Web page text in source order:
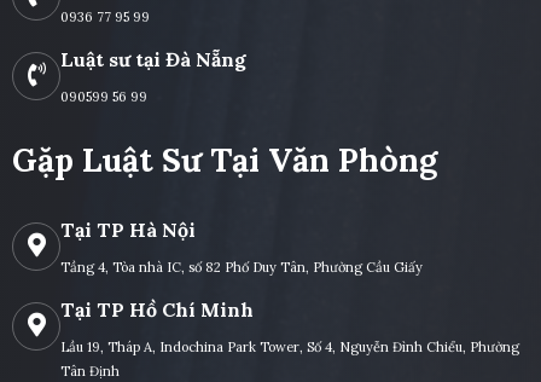
0936 77 95 99
Luật sư tại Đà Nẵng
090599 56 99
Gặp Luật Sư Tại Văn Phòng
Tại TP Hà Nội
Tầng 4, Tòa nhà IC, số 82 Phố Duy Tân, Phường Cầu Giấy
Tại TP Hồ Chí Minh
Lầu 19, Tháp A, Indochina Park Tower, Số 4, Nguyễn Đình Chiểu, Phường
Tân Định